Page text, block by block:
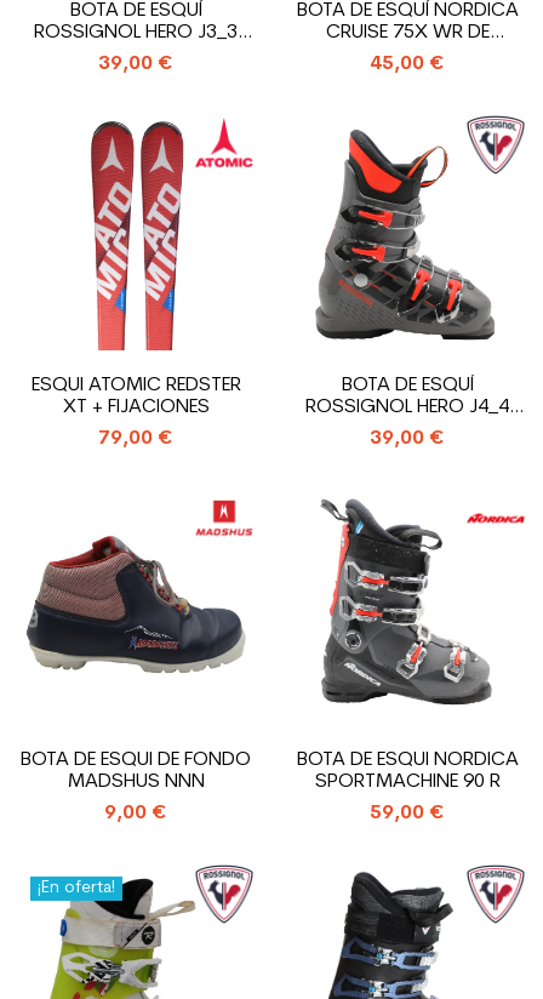
BOTA DE ESQUÍ
ROSSIGNOL HERO J3_3
GANCHOS
39,00 €
BOTA DE ESQUÍ NORDICA
CRUISE 75X WR DE
SEGUNDA MANO
45,00 €
ESQUI ATOMIC REDSTER
XT + FIJACIONES
79,00 €
BOTA DE ESQUÍ
ROSSIGNOL HERO J4_4
GANCHOS
39,00 €
BOTA DE ESQUI DE FONDO
MADSHUS NNN
9,00 €
BOTA DE ESQUI NORDICA
SPORTMACHINE 90 R
59,00 €
¡En oferta!